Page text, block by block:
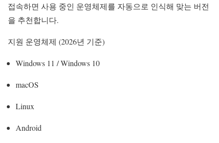
접속하면 사용 중인 운영체제를 자동으로 인식해 맞는 버전
을 추천합니다.
지원 운영체제 (2026년 기준)
Windows 11 / Windows 10
macOS
Linux
Android